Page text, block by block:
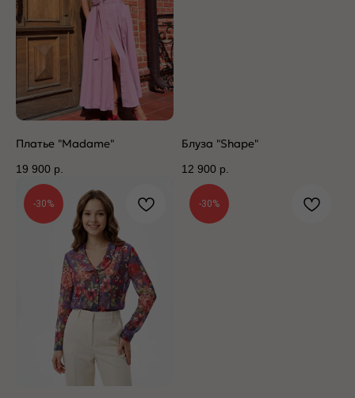
Платье "Madame"
19 900 р.
Блуза "Shape"
12 900 р.
-30% -30%